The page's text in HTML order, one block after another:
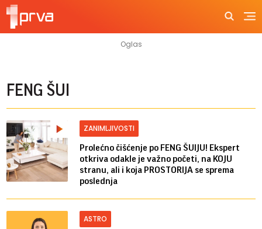
FENG ŠUI
ZANIMLJIVOSTI
Prolećno čišćenje po FENG ŠUIJU! Ekspert
otkriva odakle je važno početi, na KOJU
stranu, ali i koja PROSTORIJA se sprema
poslednja
ASTRO